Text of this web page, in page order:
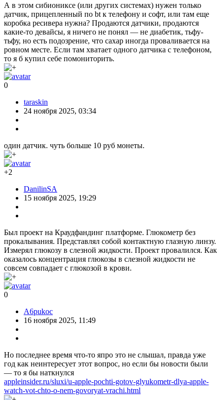
А в этом сибиониксе (или других системах) нужен только
датчик, прицепленный по bt к телефону и софт, или там еще
коробка ресивера нужна? Продаются датчики, продаются
какие-то девайсы, я ничего не понял — не диабетик, тьфу-
тьфу, но есть подозрение, что сахар иногда проваливается на
ровном месте. Если там хватает одного датчика с телефоном,
то я б купил себе помониторить.
0
taraskin
24 ноября 2025, 03:34
один датчик. чуть больше 10 руб монеты.
+2
DanilinSA
15 ноября 2025, 19:29
Был проект на Краудфандинг платформе. Глюкометр без
прокалывания. Представлял собой контактную глазную линзу.
Измерял глюкозу в слезной жидкости. Проект провалился. Как
оказалось концентрация глюкозы в слезной жидкости не
совсем совпадает с глюкозой в крови.
0
A6pukoc
16 ноября 2025, 11:49
Но последнее время что-то япро это не слышал, правда уже
год как неинтересует этот вопрос, но если бы новости были
— то я бы наткнулся
appleinsider.ru/sluxi/u-apple-pochti-gotov-glyukometr-dlya-apple-
watch-vot-chto-o-nem-govoryat-vrachi.html